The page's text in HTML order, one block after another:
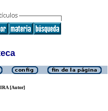
[Autor]